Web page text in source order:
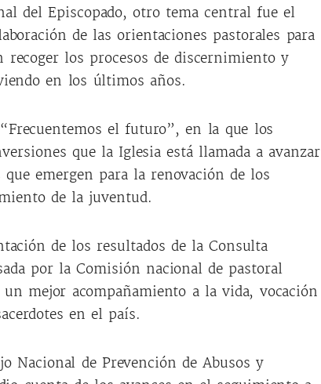
del Episcopado, otro tema central fue el
de las orientaciones pastorales para
recoger los procesos de discernimiento y
en los últimos años.
el futuro”, en la que los
que la Iglesia está llamada a avanzar
emergen para la renovación de los
de la juventud.
de los resultados de la Consulta
por la Comisión nacional de pastoral
mejor acompañamiento a la vida, vocación
en el país.
Nacional de Prevención de Abusos y